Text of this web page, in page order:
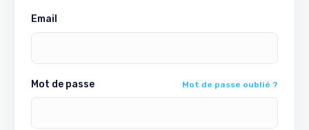
Email
Mot de passe Mot de passe oublié ?